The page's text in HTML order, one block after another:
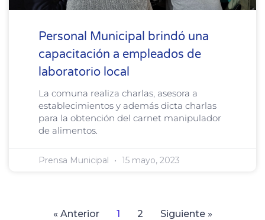
Personal Municipal brindó una
capacitación a empleados de
laboratorio local
La comuna realiza charlas, asesora a
establecimientos y además dicta charlas
para la obtención del carnet manipulador
de alimentos.
Prensa Municipal 15 mayo, 2023
« Anterior 1 2 Siguiente »